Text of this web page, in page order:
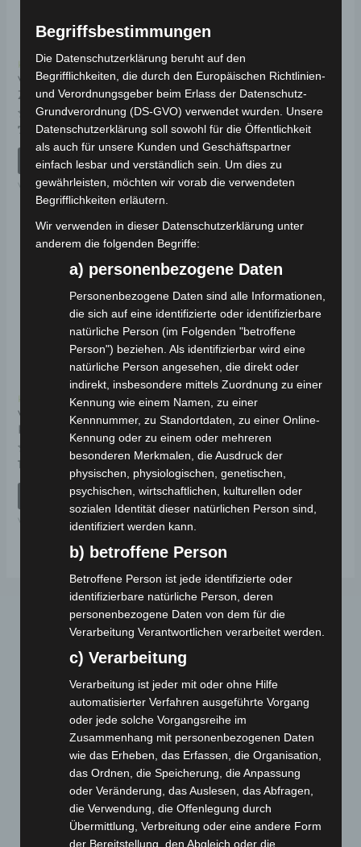
Kostenloser Versand
VSM REIFEN 16 X 2.50
ZOLL
Bewertet
mit
0
79,00€ *
IN DEN WARENKORB
VSM
Kostenloser Versand
VSM VORDERE
RADACHSE
Bewertet
0
5
19,00€ *
IN DEN WARENKORB
VSM
Kostenloser Versand
VSM SITZUNTERE
KUNSTSTOFF
Bewertet
0
19,00
IN DEN WARENKORB
VSM
Webseite
Cashback-Aktion
Händler werden
Home
Gemeinsam spenden
Begriffsbestimmungen
Die Datenschutzerklärung beruht auf den
Begrifflichkeiten, die durch den Europäischen Richtlinien-
und Verordnungsgeber beim Erlass der Datenschutz-
Grundverordnung (DS-GVO) verwendet wurden. Unsere
Datenschutzerklärung soll sowohl für die Öffentlichkeit
als auch für unsere Kunden und Geschäftspartner
einfach lesbar und verständlich sein. Um dies zu
gewährleisten, möchten wir vorab die verwendeten
Begrifflichkeiten erläutern.
Wir verwenden in dieser Datenschutzerklärung unter
anderem die folgenden Begriffe:
a) personenbezogene Daten
Personenbezogene Daten sind alle Informationen,
die sich auf eine identifizierte oder identifizierbare
natürliche Person (im Folgenden "betroffene
Person") beziehen. Als identifizierbar wird eine
natürliche Person angesehen, die direkt oder
indirekt, insbesondere mittels Zuordnung zu einer
Kennung wie einem Namen, zu einer
Kennnummer, zu Standortdaten, zu einer Online-
Kennung oder zu einem oder mehreren
besonderen Merkmalen, die Ausdruck der
physischen, physiologischen, genetischen,
psychischen, wirtschaftlichen, kulturellen oder
sozialen Identität dieser natürlichen Person sind,
identifiziert werden kann.
b) betroffene Person
Betroffene Person ist jede identifizierte oder
identifizierbare natürliche Person, deren
personenbezogene Daten von dem für die
Verarbeitung Verantwortlichen verarbeitet werden.
c) Verarbeitung
Verarbeitung ist jeder mit oder ohne Hilfe
automatisierter Verfahren ausgeführte Vorgang
oder jede solche Vorgangsreihe im
Zusammenhang mit personenbezogenen Daten
wie das Erheben, das Erfassen, die Organisation,
das Ordnen, die Speicherung, die Anpassung
oder Veränderung, das Auslesen, das Abfragen,
die Verwendung, die Offenlegung durch
Übermittlung, Verbreitung oder eine andere Form
der Bereitstellung, den Abgleich oder die